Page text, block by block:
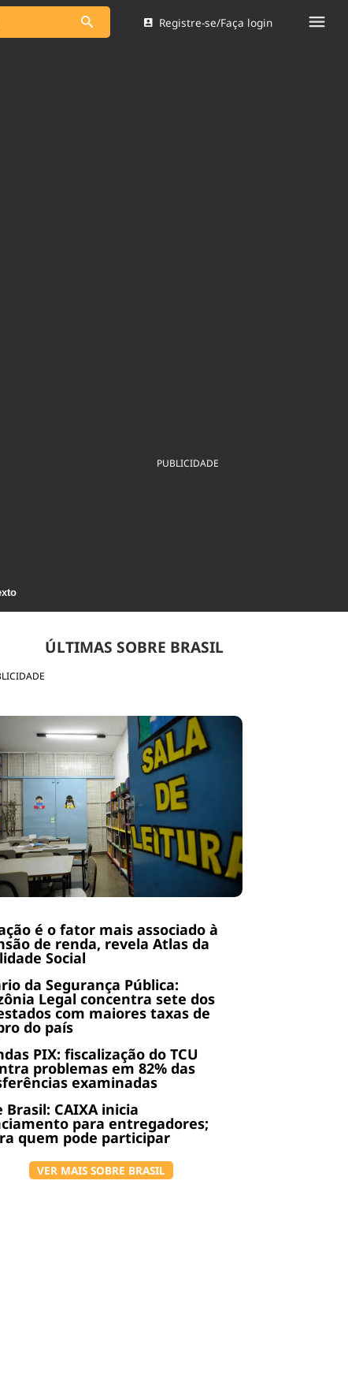
as notícias
Registre-se/Faça login
PUBLICIDADE
ÚLTIMAS SOBRE BRASIL
é o fator mais associado à
de renda, revela Atlas da
Social
da Segurança Pública:
Legal concentra sete dos
com maiores taxas de
do país
PIX: fiscalização do TCU
problemas em 82% das
examinadas
Brasil: CAIXA inicia
para entregadores;
quem pode participar
VER MAIS SOBRE BRASIL